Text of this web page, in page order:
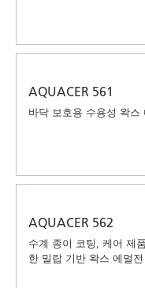
AQUACER 561
바닥 보호용 수용성 왁스
AQUACER 562
수계 종이 코팅, 케어 제
한 밀랍 기반 왁스 에멀전